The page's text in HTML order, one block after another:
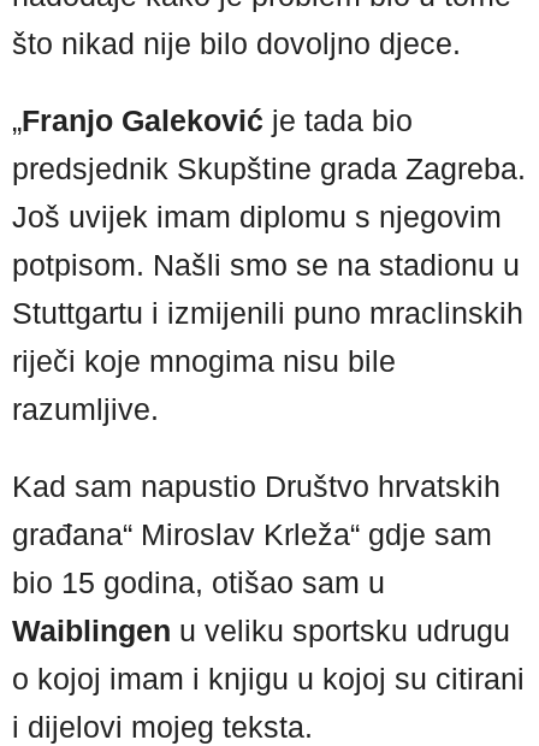
što nikad nije bilo dovoljno djece.
„Franjo Galeković je tada bio
predsjednik Skupštine grada Zagreba.
Još uvijek imam diplomu s njegovim
potpisom. Našli smo se na stadionu u
Stuttgartu i izmijenili puno mraclinskih
riječi koje mnogima nisu bile
razumljive.
Kad sam napustio Društvo hrvatskih
građana“ Miroslav Krleža“ gdje sam
bio 15 godina, otišao sam u
Waiblingen u veliku sportsku udrugu
o kojoj imam i knjigu u kojoj su citirani
i dijelovi mojeg teksta.